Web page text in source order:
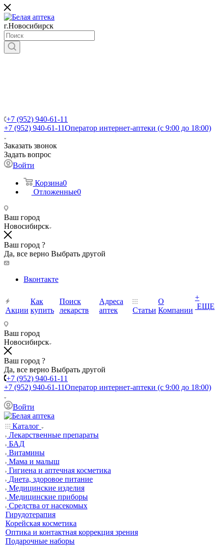
г.Новосибирск
+7 (952) 940-61-11
+7 (952) 940-61-11Оператор интернет-аптеки (с 9:00 до 18:00)
Заказать звонок
Задать вопрос
Войти
Корзина0
Отложенные0
Ваш город
Новосибирск
Ваш город ?
Да, все верно Выбрать другой
Вконтакте
Акции
Как
купить
Поиск
лекарств
Адреса
аптек
Статьи
О
Компании
+
ЕЩЕ
Ваш город
Новосибирск
Ваш город ?
Да, все верно Выбрать другой
+7 (952) 940-61-11
+7 (952) 940-61-11Оператор интернет-аптеки (с 9:00 до 18:00)
Войти
Каталог
Лекарственные препараты
БАД
Витамины
Мама и малыш
Гигиена и аптечная косметика
Диета, здоровое питание
Медицинские изделия
Медицинские приборы
Средства от насекомых
Гирудотерапия
Корейская косметика
Оптика и контактная коррекция зрения
Подарочные наборы